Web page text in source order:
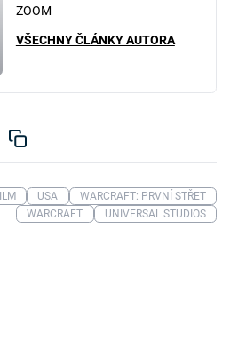
ZOOM
VŠECHNY ČLÁNKY AUTORA
USA
WARCRAFT: PRVNÍ STŘET
WARCRAFT
UNIVERSAL STUDIOS